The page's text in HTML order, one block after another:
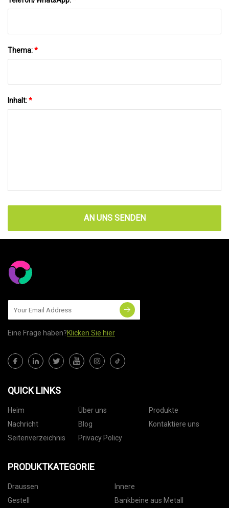
Thema:*
Inhalt:*
AN UNS SENDEN
Eine Frage haben?Klicken Sie hier
QUICK LINKS
Heim Über uns
Produkte
Nachricht
Blog
Kontaktiere uns
Seitenverzeichnis
Privacy Policy
PRODUKTKATEGORIE
Draussen
Innere
Gestell
Bankbeine aus Metall